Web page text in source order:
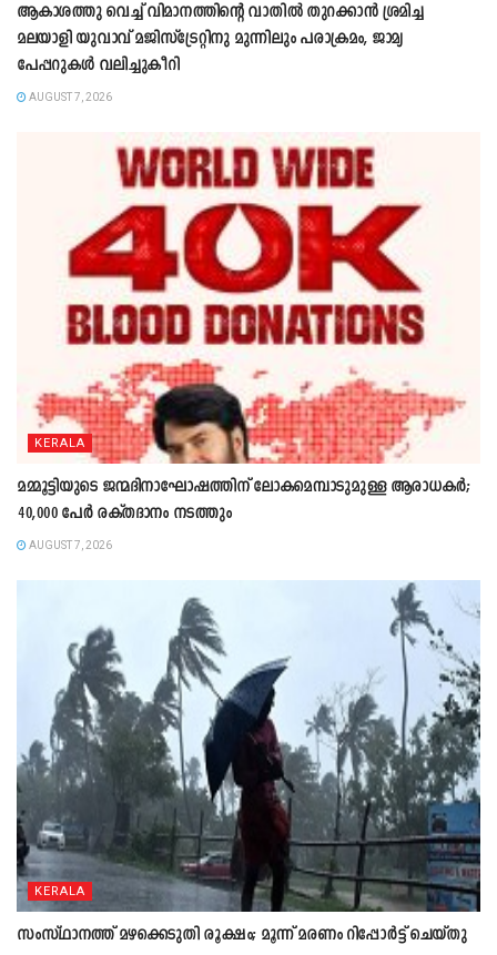
ആകാശത്തു വെച്ച് വിമാനത്തിന്റെ വാതില്‍ തുറക്കാന്‍ ശ്രമിച്ച
മലയാളി യുവാവ് മജിസ്ട്രേറ്റിനു മുന്നിലും പരാക്രമം, ജാമ്യ
പേപ്പറുകൾ വലിച്ചുകീറി
AUGUST 7, 2026
KERALA
മമ്മൂട്ടിയുടെ ജന്മദിനാഘോഷത്തിന് ലോകമെമ്പാടുമുള്ള ആരാധകർ;
40,000 പേർ രക്തദാനം നടത്തും
AUGUST 7, 2026
KERALA
സംസ്ഥാനത്ത് മഴക്കെടുതി രൂക്ഷം; മൂന്ന് മരണം റിപ്പോർട്ട് ചെയ്തു